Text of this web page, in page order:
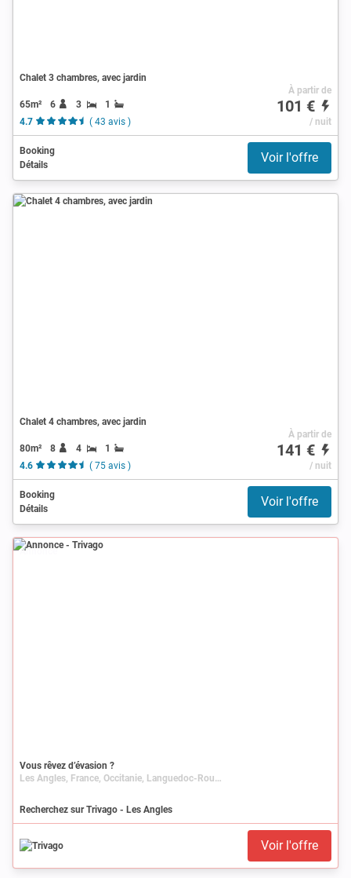
Chalet 3 chambres, avec jardin
65m² 6 3
1
4.7
( 43 avis )
À partir de
101 €
/ nuit
Booking
Détails
Voir l'offre
Chalet 4 chambres, avec jardin
80m² 8 4
1
4.6
( 75 avis )
À partir de
141 €
/ nuit
Booking
Détails
Voir l'offre
Annonce
Vous rêvez d’évasion ?
Les Angles, France, Occitanie, Languedoc-Roussillon, Pyrénées-Orientales
Recherchez sur Trivago - Les Angles
Voir l'offre